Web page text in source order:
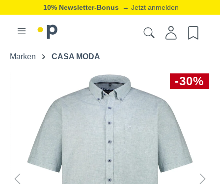
10% Newsletter-Bonus → Jetzt anmelden
Marken CASA MODA
-30%